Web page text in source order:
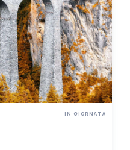
IN GIORNATA